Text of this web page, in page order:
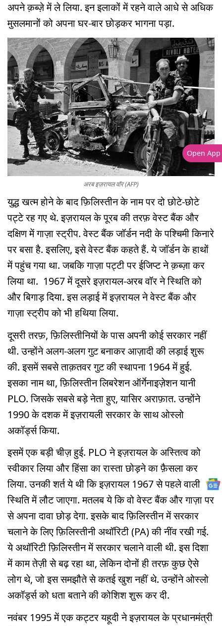
अपने क़ब्ज़े में ले लिया. इन इलाकों में रहने वाले आधे से अधिक
मुसलमानों को अपना घर-बार छोड़कर भागना पड़ा.
अरब इज़रायल वॉर (AFP)
युद्ध खत्म होने के बाद फ़िलिस्तीन के नाम पर दो छोटे-छोटे
पट्टे रह गए थे. इज़रायल के पूरब की तरफ़ वेस्ट बैंक और
दक्षिण में गाज़ा स्ट्रीप. वेस्ट बैंक जॉर्डन नदी के पश्चिमी किनारे
पर बसा है. इसलिए, इसे वेस्ट बैंक कहते हैं. ये जॉर्डन के हाथों
में पहुंच गया था. जबकि गाज़ा पट्टी पर ईजिप्ट ने क़ब्ज़ा कर
लिया था. 1967 में दूसरे इज़रायल-अरब वॉर ने स्थिति को
और बिगाड़ दिया. इस लड़ाई में इज़रायल ने वेस्ट बैंक और
गाज़ा स्ट्रीप को भी हथिया लिया.
दूसरी तरफ़, फ़िलिस्तीनियों के पास अपनी कोई सरकार नहीं
थी. उन्होंने अलग-अलग गुट बनाकर आज़ादी की लड़ाई शुरू
की. इसमें सबसे ताक़तवर गुट की स्थापना 1964 में हुई.
इसका नाम था, फ़िलिस्तीन लिबरेशन ऑर्गेनाइज़ेशन यानी
PLO. जिसके सबसे बड़े नेता हुए, यासिर अराफ़ात. उन्होंने
1990 के दशक में इज़रायली सरकार के साथ ओस्लो
अकॉर्ड्स किया.
इसमें एक बड़ी चीज़ हुई. PLO ने इज़रायल के अस्तित्व को
स्वीकार लिया और हिंसा का रास्ता छोड़ने का फ़ैसला कर
लिया. उनकी शर्त ये थी कि इज़रायल 1967 से पहले वाली
स्थिति में लौट जाएगा. मतलब ये कि वो वेस्ट बैंक और गाज़ा पर
से अपना दावा छोड़ देगा. इसके बाद फ़िलिस्तीन में सरकार
चलाने के लिए फ़िलिस्तीनी अथॉरिटी (PA) की नींव रखी गई.
ये अथॉरिटी फ़िलिस्तीन में सरकार चलाने वाली थी. इस दिशा
में काम तेज़ी से बढ़ रहा था, लेकिन दोनों ही तरफ़ कुछ ऐसे
लोग थे, जो इस समझौते से कतई खुश नहीं थे. उन्होंने ओस्लो
अकॉर्ड्स को धता बताने की कोशिश शुरू कर दी.
नवंबर 1995 में एक कट्टर यहूदी ने इज़रायल के प्रधानमंत्री
Open App